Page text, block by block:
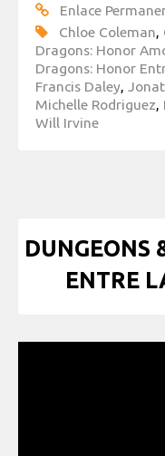
Enlace
Chloe Coleman
Dragons: Honor
Dragons: Honor
Francis Daley
Michelle Rodriguez
Will Irvine
DUNGEONS
ENTRE